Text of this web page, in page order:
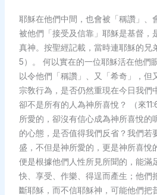
耶穌在他們中間，也會被「稱讚」、
被他們「接受及信靠」耶穌是基督，
真神。按聖經記載，當時連耶穌的兄
5）。 何以實在的一位耶穌活在他們
以令他們「稱讚」、又「希奇」，但
宗敎行為，是否仍然重現在今日我們
卻不是所有的人為神所喜悅？ （來
所愛的，卻沒有信心成為神所喜悅的
的心態，是否值得我們反省？我們若
盛，不但是神所愛的，更是神所喜悅
便是根據他們人性所見所聞的，能滿
快、享受、作樂、得逞而產生；他們
斷耶穌，而不信耶穌神，可能他們把